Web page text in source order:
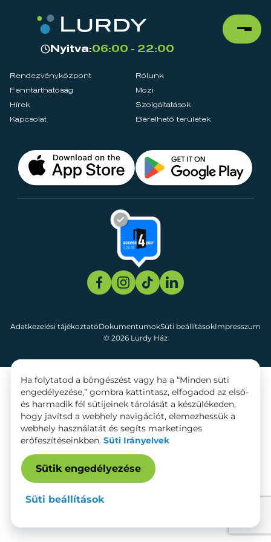
Nyitva:06:00 - 22:00
Rendezvényközpont
Rólunk
Fenntarthatóság
Mozi
Hírek
Szolgáltatások
Kapcsolat
Bérelhető területek
© 2026 Lurdy Ház
Adatkezelési tájékoztatóDokumentumokSüti beállításokImpresszum
Ha folytatod a böngészést vagy ha a “Minden süti
engedélyezése,” gombra kattintasz, elfogadod az első-
és harmadik fél sütijeinek tárolását a készülékeden,
hogy javítsd a webhely navigációt, elemezhessük a
webhely használatát és segíts marketinges
erőfeszítéseinkben. Süti Irányelvek
Sütik engedélyezése
Süti beállítások